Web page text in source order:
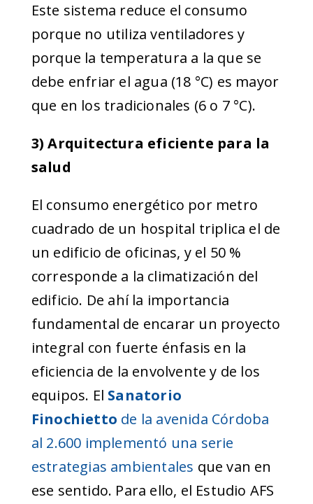
Este sistema reduce el consumo
porque no utiliza ventiladores y
porque la temperatura a la que se
debe enfriar el agua (18 °C) es mayor
que en los tradicionales (6 o 7 °C).
3) Arquitectura eficiente para la
salud
El consumo energético por metro
cuadrado de un hospital triplica el de
un edificio de oficinas, y el 50 %
corresponde a la climatización del
edificio. De ahí la importancia
fundamental de encarar un proyecto
integral con fuerte énfasis en la
eficiencia de la envolvente y de los
equipos. El Sanatorio
Finochietto de la avenida Córdoba
al 2.600 implementó una serie
estrategias ambientales que van en
ese sentido. Para ello, el Estudio AFS